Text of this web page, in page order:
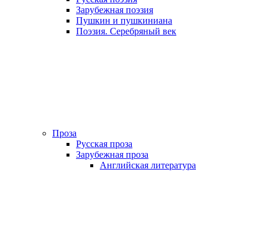
Зарубежная поэзия
Пушкин и пушкиниана
Поэзия. Серебряный век
Проза
Русская проза
Зарубежная проза
Английская литература